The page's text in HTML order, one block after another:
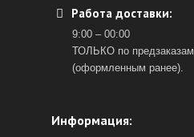
Работа доставки:
9:00 – 00:00
ТОЛЬКО по предзаказам
(оформленным ранее).
Информация: